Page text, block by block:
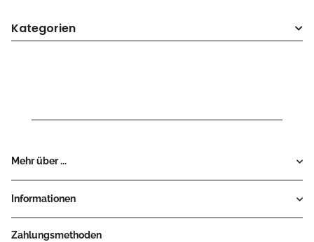
Kategorien
Mehr über ...
Informationen
Zahlungsmethoden